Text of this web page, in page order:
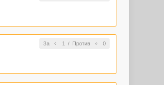
За 1 / Против 0